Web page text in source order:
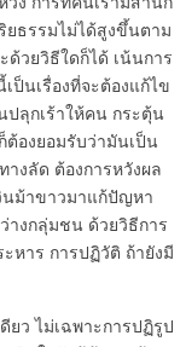
ยธรรมไม่ได้สูงขึ้นตาม
ด้วยวิธีใดก็ได้ เน้นการ
เป็นเรื่องที่จะต้องแก้ไข
ปลุกเร้าให้คน กระตุ้น
ต้องยอมรับว่ามันเป็น
งลัด ต้องการหวังผล
นม้าขาวมาแก้ปัญหา
างกลุ่มชน ด้วยวิธีการ
หาร การปฏิวัติ ถ้ายังมี
ว ไม่เฉพาะการปฏิรูป